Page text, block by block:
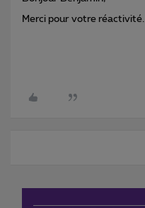
Merci pour votre réactivité.